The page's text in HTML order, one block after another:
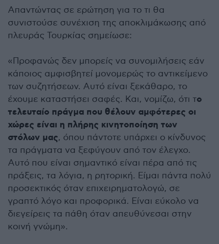
Απαντώντας σε ερώτηση για το τι θα
συνιστούσε συνέχιση της αποκλιμάκωσης από
πλευράς Τουρκίας σημείωσε:
«Προφανώς δεν μπορείς να συνομιλήσεις εάν
κάποιος αμφισβητεί μονομερώς το αντικείμενο
των συζητήσεων. Αυτό είναι ξεκάθαρο, το
έχουμε καταστήσει σαφές. Και, νομίζω, ότι το
τελευταίο πράγμα που θέλουν αμφότερες οι
χώρες είναι η πλήρης κινητοποίηση των
στόλων μας, όπου πάντοτε υπάρχει ο κίνδυνος
τα πράγματα να ξεφύγουν από τον έλεγχο.
Αυτό που είναι σημαντικό είναι πέρα από τις
πράξεις, τα λόγια, η ρητορική. Είμαι πάντα πολύ
προσεκτικός όταν επιχειρηματολογώ, σε
γραπτό λόγο και προφορικά. Είναι εύκολο να
διεγείρεις τα πάθη όταν απευθύνεσαι στην
κοινή γνώμη».